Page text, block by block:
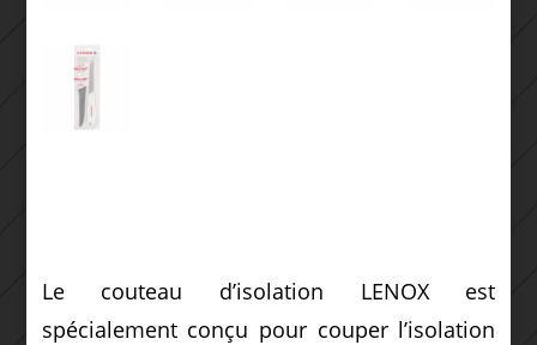
Le couteau d’isolation LENOX est
spécialement conçu pour couper l’isolation